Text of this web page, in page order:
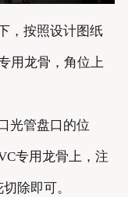
，按照设计图纸
用龙骨，角位上
光管盘口的位
专用龙骨上，注
除即可。